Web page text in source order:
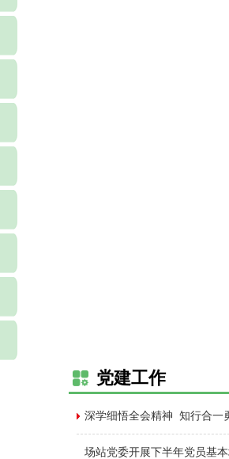
党建工作
深学细悟全会精神 知行合一
场站党委开展下半年党员基